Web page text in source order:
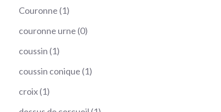
Couronne 11
produit
couronne urne 00
coussin 11
produit
coussin conique 11
croix 11
produit